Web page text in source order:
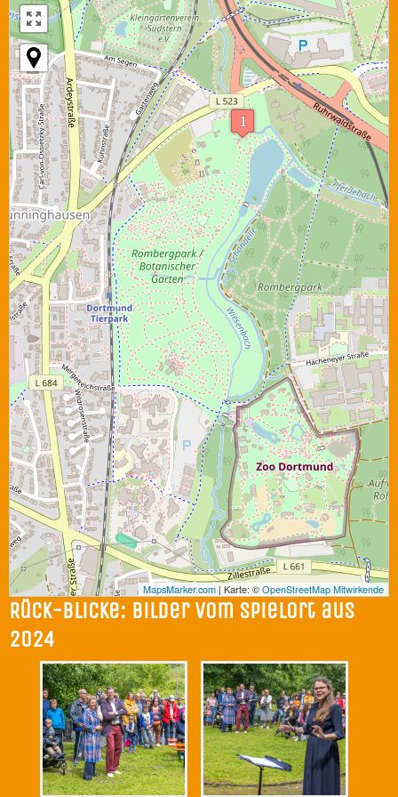
MapsMarker.com | Karte: ©OpenStreetMap Mitwirkende
Rück-Blicke: Bilder vom Spielort aus
2024